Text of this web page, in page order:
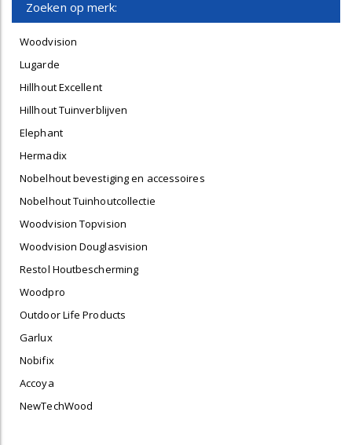
Zoeken op merk:
Woodvision
Lugarde
Hillhout Excellent
Hillhout Tuinverblijven
Elephant
Hermadix
Nobelhout bevestiging en accessoires
Nobelhout Tuinhoutcollectie
Woodvision Topvision
Woodvision Douglasvision
Restol Houtbescherming
Woodpro
Outdoor Life Products
Garlux
Nobifix
Accoya
NewTechWood